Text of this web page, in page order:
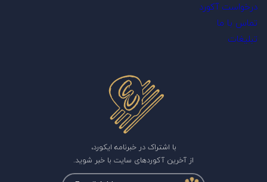
درخواست آکورد
تماس با ما
تبلیغات
با اشتراک در خبرنامه ایکورد،
از آخرین آکوردهای سایت با خبر شوید.